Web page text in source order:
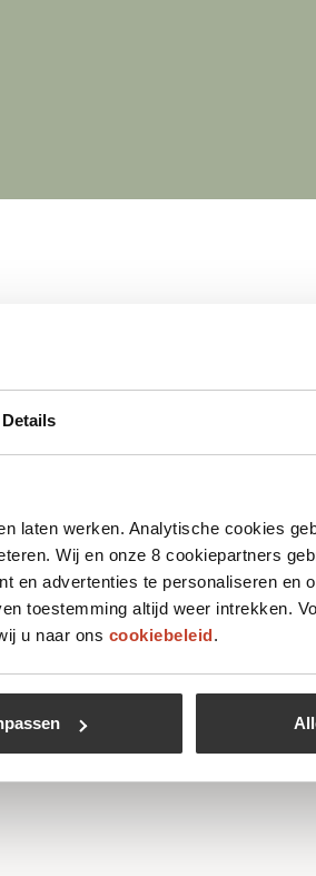
Details
laten werken. Analytische cookies
Wij en onze 8 cookiepartners
en advertenties te personaliseren en
toestemming altijd weer intrekken.
u naar ons cookiebeleid.